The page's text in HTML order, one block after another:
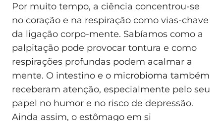
Por muito tempo, a ciência concentrou-se
no coração e na respiração como vias-chave
da ligação corpo‑mente. Sabíamos como a
palpitação pode provocar tontura e como
respirações profundas podem acalmar a
mente. O intestino e o microbioma também
receberam atenção, especialmente pelo seu
papel no humor e no risco de depressão.
Ainda assim, o estômago em si